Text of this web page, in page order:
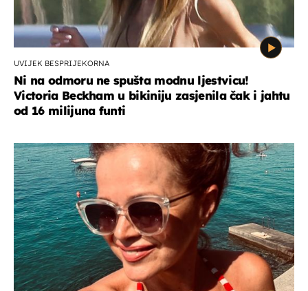
UVIJEK BESPRIJEKORNA
Ni na odmoru ne spušta modnu ljestvicu!
Victoria Beckham u bikiniju zasjenila čak i jahtu
od 16 milijuna funti